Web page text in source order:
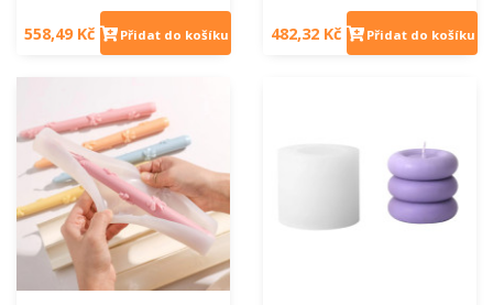
558,49 Kč Přidat do košíku 482,32 Kč Přidat do košíku